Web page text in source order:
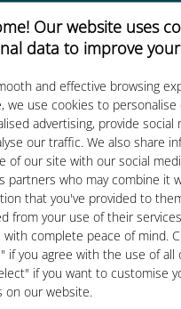
Our website uses
data to improve
and effective browsing
we use cookies to
advertising, provide social
our traffic. We also share
of our site with our social
partners who may combine it
that you've provided to
from your use of their
with complete peace of mind.
if you agree with the use of all
if you want to customise
on our website.
Custo-benefício
90% mais barato do
tarifas de roaming de
operadora atual
Fácil recarga